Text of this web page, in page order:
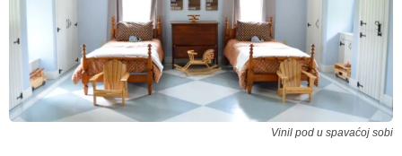
Vinil pod u spavaćoj sobi